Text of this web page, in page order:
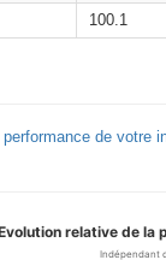
100.1
de votre
relative de la
Indépendant